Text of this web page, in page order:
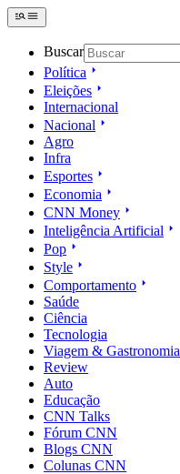
Buscar
Política
Eleições
Internacional
Nacional
Agro
Infra
Esportes
Economia
CNN Money
Inteligência Artificial
Pop
Style
Comportamento
Saúde
Ciência
Tecnologia
Viagem & Gastronomia
Review
Auto
Educação
CNN Talks
Fórum CNN
Blogs CNN
Colunas CNN